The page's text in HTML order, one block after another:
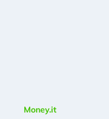
Money.it